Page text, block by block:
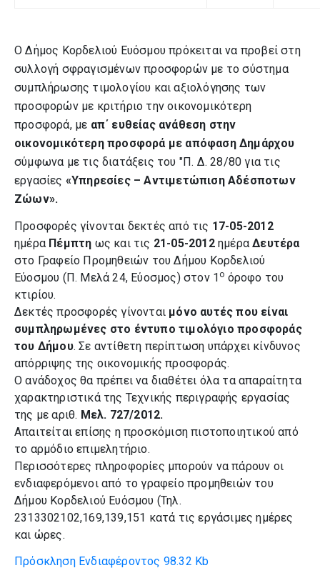
Ο Δήμος Κορδελιού Ευόσμου πρόκειται να προβεί στη
συλλογή σφραγισμένων προσφορών με το σύστημα
συμπλήρωσης τιμολογίου και αξιολόγησης των
προσφορών με κριτήριο την οικονομικότερη
προσφορά, με απ΄ ευθείας ανάθεση στην
οικονομικότερη προσφορά με απόφαση Δημάρχου
σύμφωνα με τις διατάξεις του "Π. Δ. 28/80 για τις
εργασίες «Υπηρεσίες – Αντιμετώπιση Αδέσποτων
Ζώων».
Προσφορές γίνονται δεκτές από τις 17-05-2012
ημέρα Πέμπτη ως και τις 21-05-2012ημέρα Δευτέρα
στο Γραφείο Προμηθειών του Δήμου Κορδελιού
Εύοσμου (Π. Μελά 24, Εύοσμος) στον 1 ο όροφο του
κτιρίου.
Δεκτές προσφορές γίνονται μόνο αυτές που είναι
συμπληρωμένες στο έντυπο τιμολόγιο προσφοράς
του Δήμου. Σε αντίθετη περίπτωση υπάρχει κίνδυνος
απόρριψης της οικονομικής προσφοράς.
Ο ανάδοχος θα πρέπει να διαθέτει όλα τα απαραίτητα
χαρακτηριστικά της Τεχνικής περιγραφής εργασίας
της με αριθ. Μελ. 727/2012.
Απαιτείται επίσης η προσκόμιση πιστοποιητικού από
το αρμόδιο επιμελητήριο.
Περισσότερες πληροφορίες μπορούν να πάρουν οι
ενδιαφερόμενοι από το γραφείο προμηθειών του
Δήμου Κορδελιού Ευόσμου (Τηλ.
2313302102,169,139,151 κατά τις εργάσιμες ημέρες
και ώρες.
Πρόσκληση Ενδιαφέροντος 98.32 Kb